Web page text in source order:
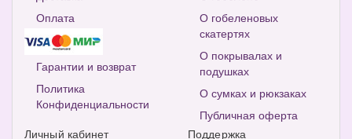
Оплата
Гарантии и возврат
Политика
Конфиденциальности
О гобеленовых
скатертях
О покрывалах и
подушках
О сумках и рюкзаках
Публичная оферта
Личный кабинет
Поддержка